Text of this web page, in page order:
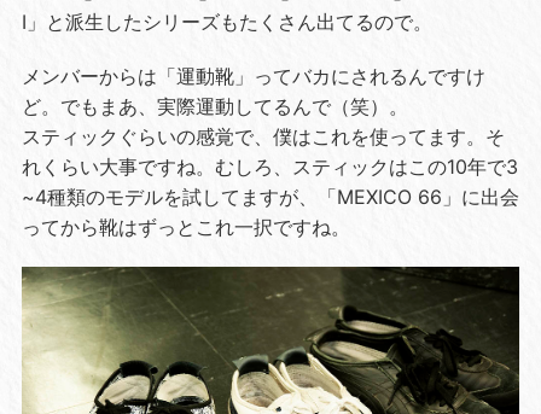
I」と派生したシリーズもたくさん出てるので。
メンバーからは「運動靴」ってバカにされるんですけ
ど。でもまあ、実際運動してるんで（笑）。
スティックぐらいの感覚で、僕はこれを使ってます。そ
れくらい大事ですね。むしろ、スティックはこの10年で3
~4種類のモデルを試してますが、「MEXICO 66」に出会
ってから靴はずっとこれ一択ですね。